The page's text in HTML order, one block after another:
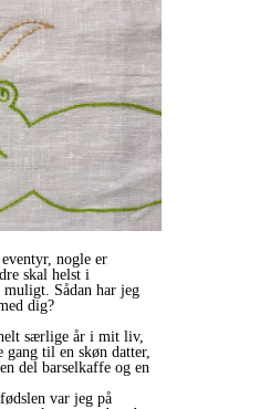
nogle er
skal helst i
Sådan har jeg
dig?
særlige år i mit liv,
til en skøn datter,
del barselkaffe og en
var jeg på